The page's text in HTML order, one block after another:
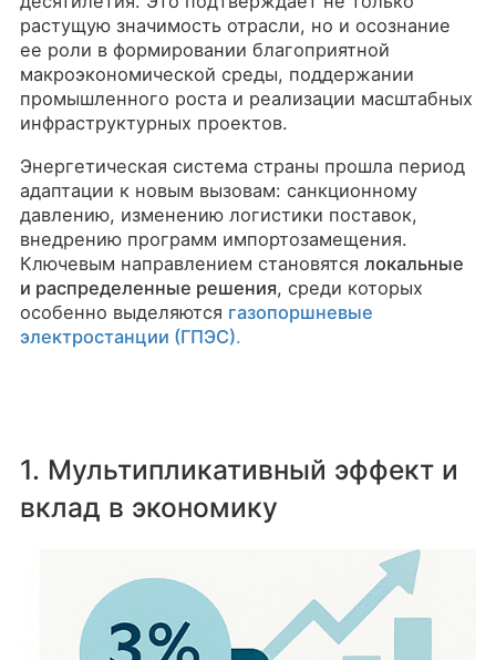
растущую значимость отрасли, но и осознание
ее роли в формировании благоприятной
макроэкономической среды, поддержании
промышленного роста и реализации масштабных
инфраструктурных проектов.
Энергетическая система страны прошла период
адаптации к новым вызовам: санкционному
давлению, изменению логистики поставок,
внедрению программ импортозамещения.
Ключевым направлением становятся локальные
и распределенные решения, среди которых
особенно выделяются газопоршневые
электростанции (ГПЭС).
1. Мультипликативный эффект и
вклад в экономику